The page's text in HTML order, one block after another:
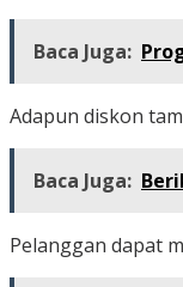
Baca Juga:
Adapun diskon
Baca Juga:
Pelanggan dapat